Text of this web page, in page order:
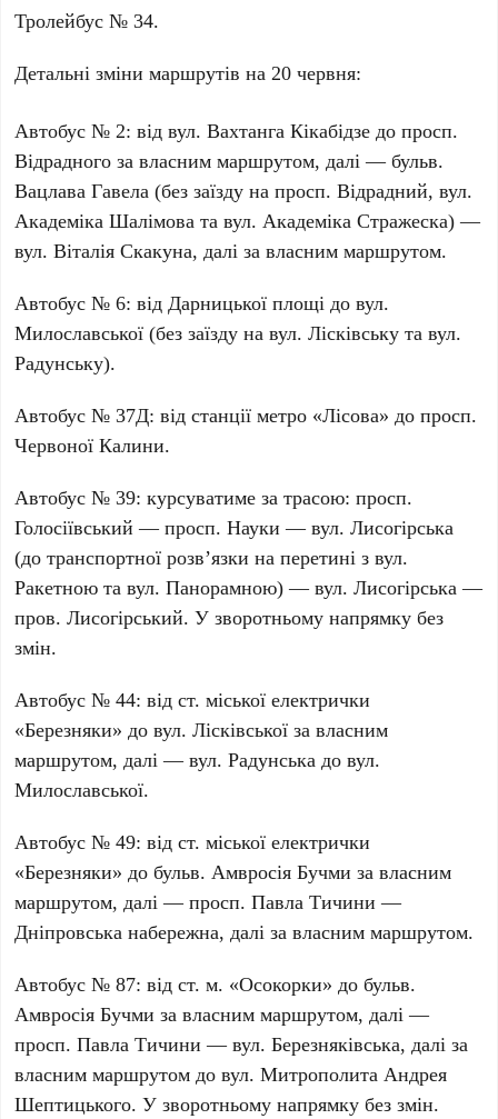
Тролейбус №34.
Детальні зміни маршрутів на20 червня:
Автобус №2: від вул.Вахтанга Кікабідзе до просп.
Відрадного за власним маршрутом, далі — бульв.
Вацлава Гавела (без заїзду на просп.Відрадний, вул.
Академіка Шалімова та вул.Академіка Стражеска) —
вул.Віталія Скакуна, далі за власним маршрутом.
Автобус №6: відДарницької площі до вул.
Милославської (без заїзду на вул.Лісківську та вул.
Радунську).
Автобус №37Д: від станції метро «Лісова» до просп.
Червоної Калини.
Автобус №39: курсуватиме за трасою: просп.
Голосіївський — просп.Науки — вул.Лисогірська
(до транспортної розв’язки на перетині з вул.
Ракетною та вул.Панорамною) — вул.Лисогірська—
пров.Лисогірський. У зворотньому напрямку без
змін.
Автобус №44: від ст. міської електрички
«Березняки» до вул.Лісківської за власним
маршрутом, далі — вул.Радунська до вул.
Милославської.
Автобус №49: від ст. міської електрички
«Березняки» до бульв.Амвросія Бучми за власним
маршрутом, далі — просп.Павла Тичини —
Дніпровська набережна, далі за власним маршрутом.
Автобус №87: від ст. м. «Осокорки» до бульв.
Амвросія Бучми за власним маршрутом, далі —
просп.Павла Тичини — вул.Березняківська, далі за
власним маршрутом до вул.Митрополита Андрея
Шептицького. У зворотньому напрямку без змін.